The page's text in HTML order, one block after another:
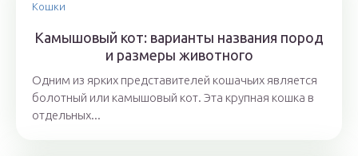
Кошки
Камышовый кот: варианты названия пород
и размеры животного
Одним из ярких представителей кошачьих является
болотный или камышовый кот. Эта крупная кошка в
отдельных...